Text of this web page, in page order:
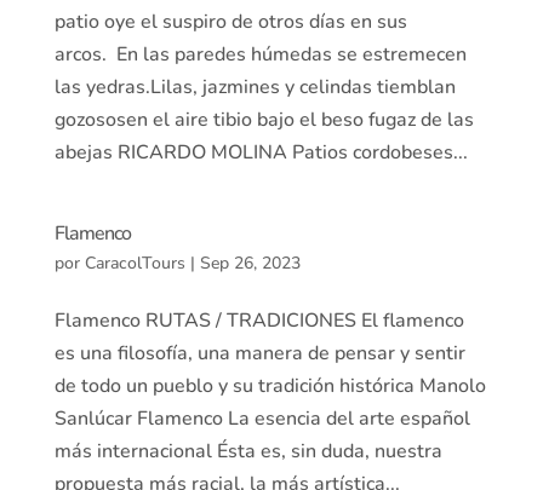
patio oye el suspiro de otros días en sus
arcos. En las paredes húmedas se estremecen
las yedras.Lilas, jazmines y celindas tiemblan
gozososen el aire tibio bajo el beso fugaz de las
abejas RICARDO MOLINA Patios cordobeses...
Flamenco
por CaracolTours | Sep 26, 2023
Flamenco RUTAS / TRADICIONES El flamenco
es una filosofía, una manera de pensar y sentir
de todo un pueblo y su tradición histórica Manolo
Sanlúcar Flamenco La esencia del arte español
más internacional Ésta es, sin duda, nuestra
propuesta más racial, la más artística...